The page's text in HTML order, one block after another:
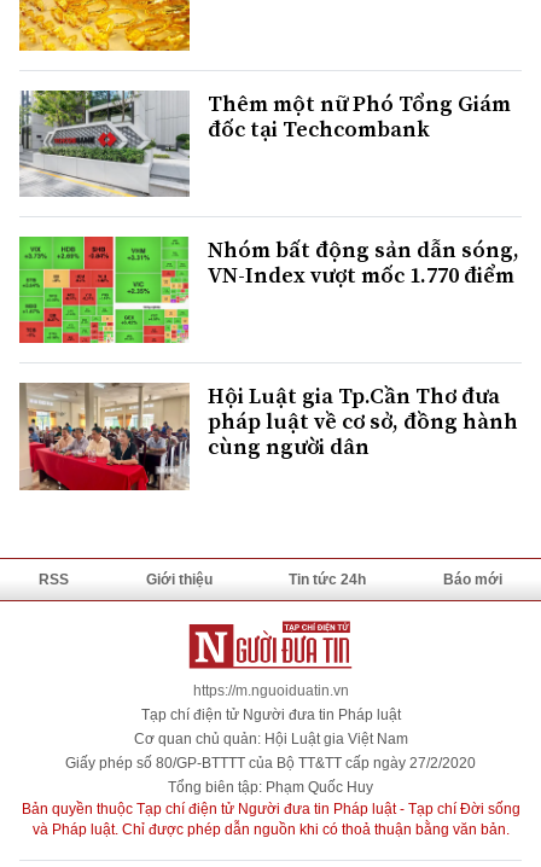
Thêm một nữ Phó Tổng Giám
đốc tại Techcombank
Nhóm bất động sản dẫn sóng,
VN-Index vượt mốc 1.770 điểm
Hội Luật gia Tp.Cần Thơ đưa
pháp luật về cơ sở, đồng hành
cùng người dân
RSS Giới thiệu Tin tức 24h Báo mới
https://m.nguoiduatin.vn
Tạp chí điện tử Người đưa tin Pháp luật
Cơ quan chủ quản: Hội Luật gia Việt Nam
Giấy phép số 80/GP-BTTTT của Bộ TT&TT cấp ngày 27/2/2020
Tổng biên tập: Phạm Quốc Huy
Bản quyền thuộc Tạp chí điện tử Người đưa tin Pháp luật - Tạp chí Đời sống
và Pháp luật. Chỉ được phép dẫn nguồn khi có thoả thuận bằng văn bản.